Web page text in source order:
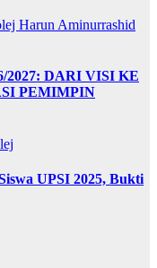
Harun Aminurrashid
2027: DARI VISI KE
PEMIMPIN
UPSI 2025, Bukti